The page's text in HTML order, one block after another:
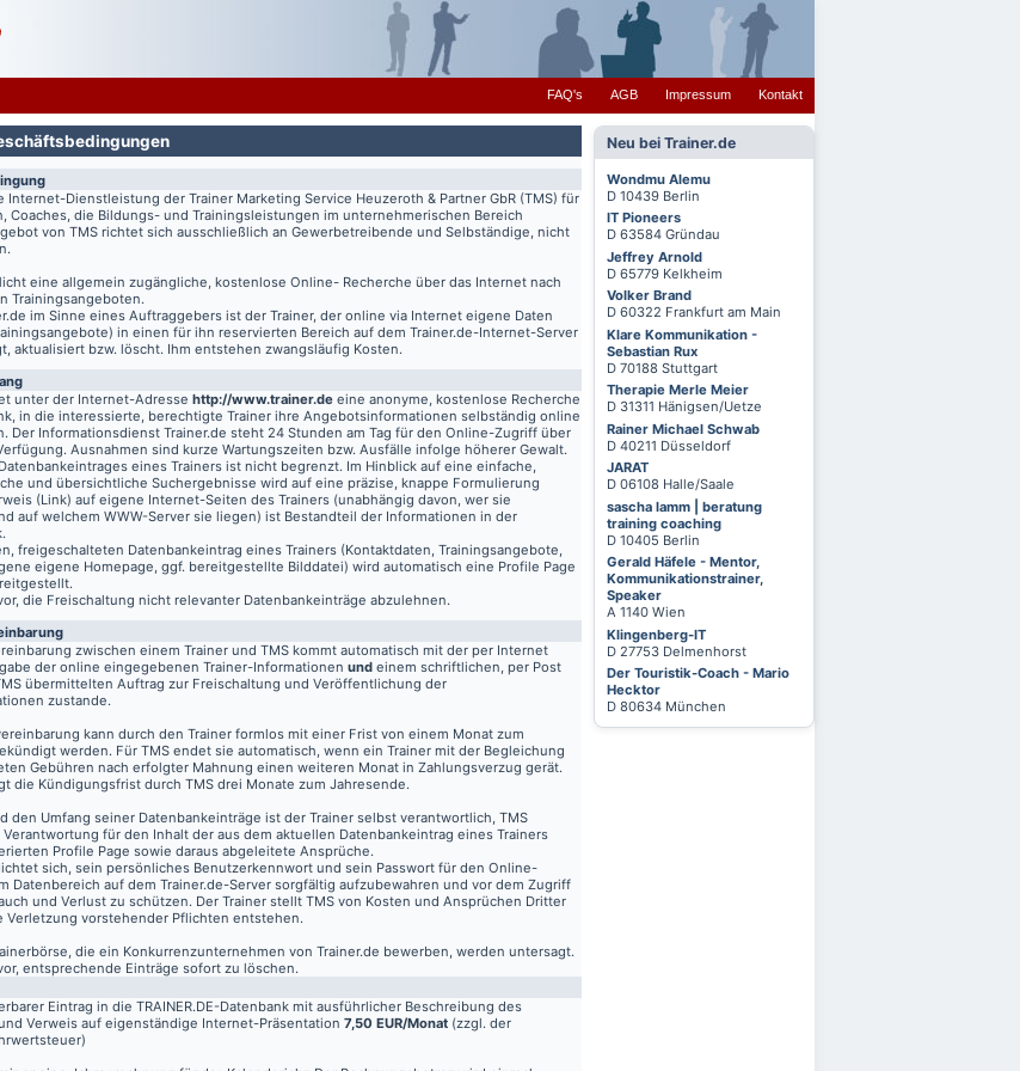
FAQ's AGB Impressum Kontakt
Neu bei Trainer.de
Wondmu Alemu
D 10439 Berlin
IT Pioneers
D 63584 Gründau
Jeffrey Arnold
D 65779 Kelkheim
Volker Brand
D 60322 Frankfurt am Main
Klare Kommunikation -
Sebastian Rux
D 70188 Stuttgart
Therapie Merle Meier
D 31311 Hänigsen/Uetze
Rainer Michael Schwab
D 40211 Düsseldorf
JARAT
D 06108 Halle/Saale
sascha lamm | beratung
training coaching
D 10405 Berlin
Gerald Häfele - Mentor,
Kommunikationstrainer,
Speaker
A 1140 Wien
Klingenberg-IT
D 27753 Delmenhorst
Der Touristik-Coach - Mario
Hecktor
D 80634 München
Internet-Dienstleistung der Trainer Marketing Service Heuzeroth & Partner GbR (TMS) für
Coaches, die Bildungs- und Trainingsleistungen im unternehmerischen Bereich
von TMS richtet sich ausschließlich an Gewerbetreibende und Selbständige, nicht
eine allgemein zugängliche, kostenlose Online- Recherche über das Internet nach
Trainingsangeboten.
im Sinne eines Auftraggebers ist der Trainer, der online via Internet eigene Daten
in einen für ihn reservierten Bereich auf dem Trainer.de-Internet-Server
aktualisiert bzw. löscht. Ihm entstehen zwangsläufig Kosten.
unter der Internet-Adresse http://www.trainer.de eine anonyme, kostenlose Recherche
in die interessierte, berechtigte Trainer ihre Angebotsinformationen selbständig online
Der Informationsdienst Trainer.de steht 24 Stunden am Tag für den Online-Zugriff über
Ausnahmen sind kurze Wartungszeiten bzw. Ausfälle infolge höherer Gewalt.
eines Trainers ist nicht begrenzt. Im Hinblick auf eine einfache,
und übersichtliche Suchergebnisse wird auf eine präzise, knappe Formulierung
(Link) auf eigene Internet-Seiten des Trainers (unabhängig davon, wer sie
auf welchem WWW-Server sie liegen) ist Bestandteil der Informationen in der
freigeschalteten Datenbankeintrag eines Trainers (Kontaktdaten, Trainingsangebote,
eigene Homepage, ggf. bereitgestellte Bilddatei) wird automatisch eine Profile Page
die Freischaltung nicht relevanter Datenbankeinträge abzulehnen.
zwischen einem Trainer und TMS kommt automatisch mit der per Internet
der online eingegebenen Trainer-Informationen und einem schriftlichen, per Post
übermittelten Auftrag zur Freischaltung und Veröffentlichung der
zustande.
kann durch den Trainer formlos mit einer Frist von einem Monat zum
werden. Für TMS endet sie automatisch, wenn ein Trainer mit der Begleichung
Gebühren nach erfolgter Mahnung einen weiteren Monat in Zahlungsverzug gerät.
die Kündigungsfrist durch TMS drei Monate zum Jahresende.
den Umfang seiner Datenbankeinträge ist der Trainer selbst verantwortlich, TMS
für den Inhalt der aus dem aktuellen Datenbankeintrag eines Trainers
Profile Page sowie daraus abgeleitete Ansprüche.
sich, sein persönliches Benutzerkennwort und sein Passwort für den Online-
Datenbereich auf dem Trainer.de-Server sorgfältig aufzubewahren und vor dem Zugriff
und Verlust zu schützen. Der Trainer stellt TMS von Kosten und Ansprüchen Dritter
Verletzung vorstehender Pflichten entstehen.
die ein Konkurrenzunternehmen von Trainer.de bewerben, werden untersagt.
entsprechende Einträge sofort zu löschen.
Eintrag in die TRAINER.DE-Datenbank mit ausführlicher Beschreibung des
Verweis auf eigenständige Internet-Präsentation 7,50 EUR/Monat (zzgl. der